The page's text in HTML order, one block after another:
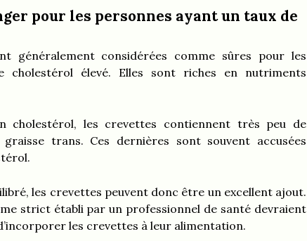
pour les personnes ayant un taux de
généralement considérées comme sûres pour les
cholestérol élevé. Elles sont riches en nutriments
cholestérol, les crevettes contiennent très peu de
trans. Ces dernières sont souvent accusées
les crevettes peuvent donc être un excellent ajout.
strict établi par un professionnel de santé devraient
les crevettes à leur alimentation.